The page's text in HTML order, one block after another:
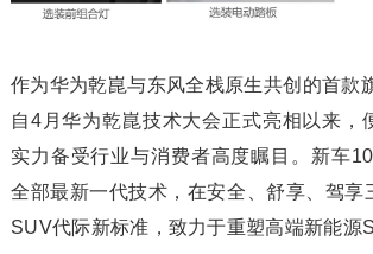
作为华为乾崑与东风全栈原生共创的首款
自4月华为乾崑技术大会正式亮相以来，
实力备受行业与消费者高度瞩目。新车
全部最新一代技术，在安全、舒享、驾享
SUV代际新标准，致力于重塑高端新能源